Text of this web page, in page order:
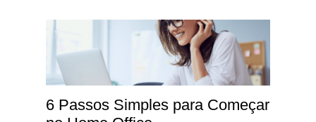
6 Passos Simples para Começar